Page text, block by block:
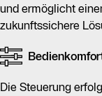
und ermöglicht
zukunftssichere
Die Steuerung